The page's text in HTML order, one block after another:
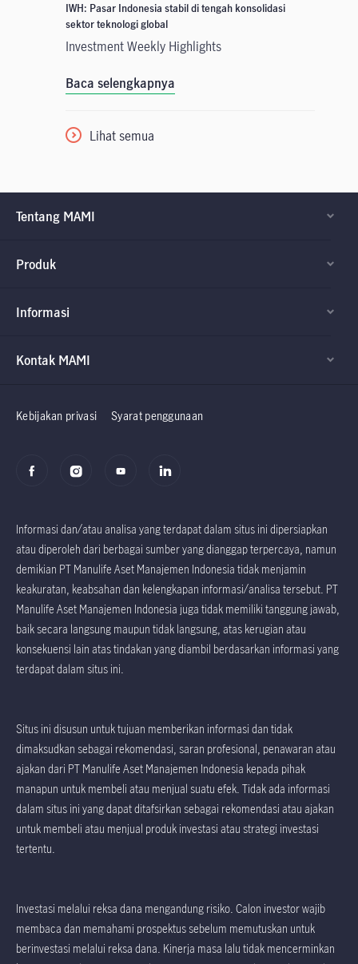
IWH: Pasar Indonesia stabil di tengah konsolidasi
sektor teknologi global
Investment Weekly Highlights
Baca selengkapnya
Lihat semua
Tentang MAMI
Produk
Informasi
Factsheet dan
Kontak MAMI
Kebijakan privasi Syarat penggunaan
Informasi dan/atau analisa yang terdapat dalam situs ini dipersiapkan
atau diperoleh dari berbagai sumber yang dianggap terpercaya, namun
demikian PT Manulife Aset Manajemen Indonesia tidak menjamin
keakuratan, keabsahan dan kelengkapan informasi/analisa tersebut. PT
Manulife Aset Manajemen Indonesia juga tidak memiliki tanggung jawab,
baik secara langsung maupun tidak langsung, atas kerugian atau
konsekuensi lain atas tindakan yang diambil berdasarkan informasi yang
terdapat dalam situs ini.
Situs ini disusun untuk tujuan memberikan informasi dan tidak
dimaksudkan sebagai rekomendasi, saran profesional, penawaran atau
ajakan dari PT Manulife Aset Manajemen Indonesia kepada pihak
manapun untuk membeli atau menjual suatu efek. Tidak ada informasi
dalam situs ini yang dapat ditafsirkan sebagai rekomendasi atau ajakan
untuk membeli atau menjual produk investasi atau strategi investasi
tertentu.
Investasi melalui reksa dana mengandung risiko. Calon investor wajib
membaca dan memahami prospektus sebelum memutuskan untuk
berinvestasi melalui reksa dana. Kinerja masa lalu tidak mencerminkan